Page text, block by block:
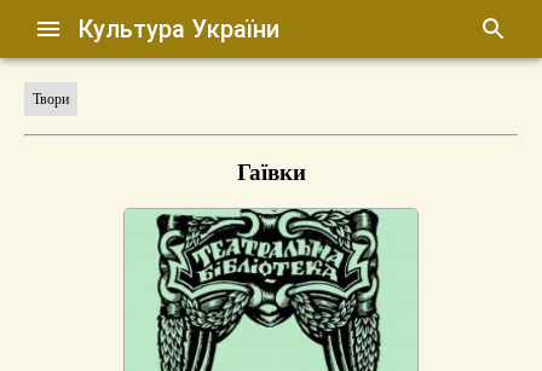
Культура України
Твори
Гаївки